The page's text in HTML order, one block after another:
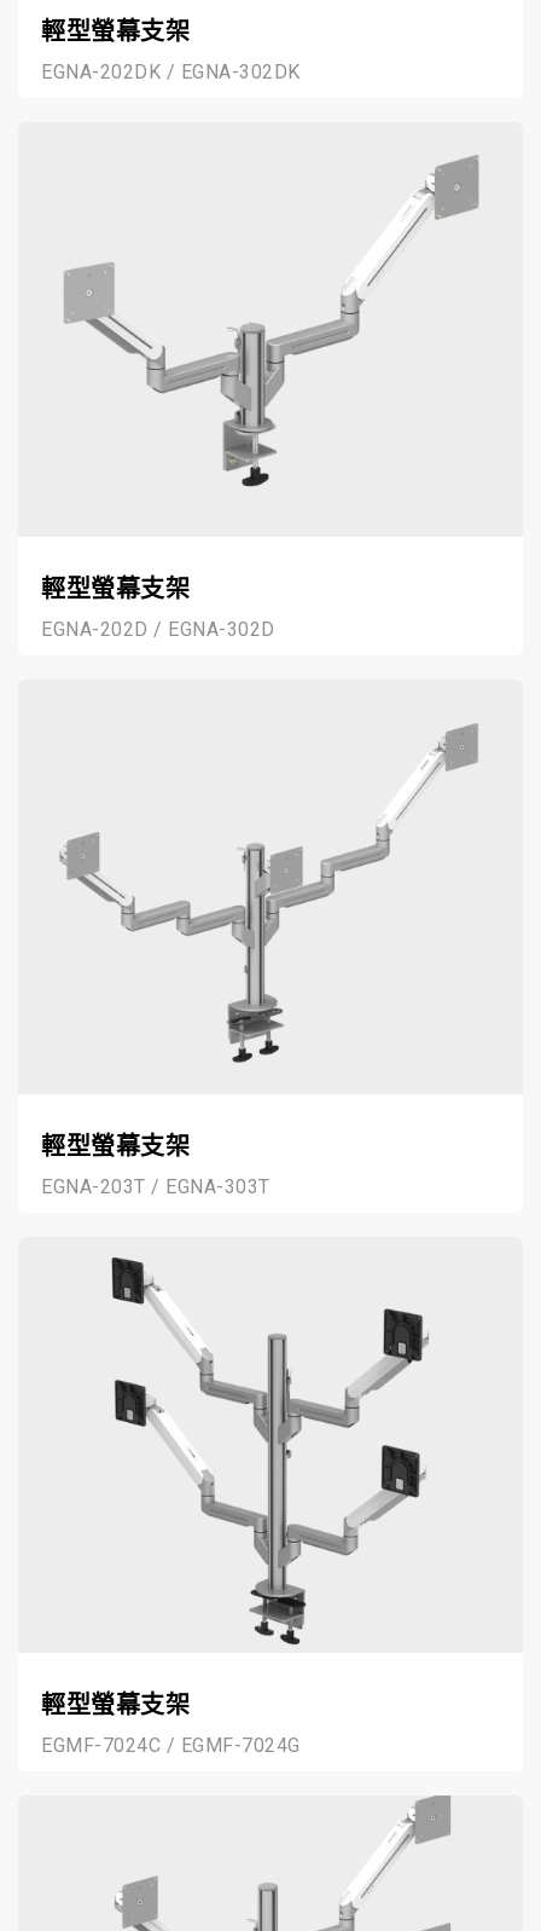
輕型螢幕支架
EGNA-202DK / EGNA-302DK
輕型螢幕支架
EGNA-202D / EGNA-302D
輕型螢幕支架
EGNA-203T / EGNA-303T
輕型螢幕支架
EGMF-7024C / EGMF-7024G